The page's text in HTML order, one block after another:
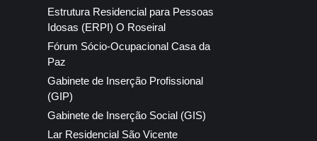
Estrutura Residencial para Pessoas
Idosas (ERPI) O Roseiral
Fórum Sócio-Ocupacional Casa da
Paz
Gabinete de Inserção Profissional
(GIP)
Gabinete de Inserção Social (GIS)
Lar Residencial São Vicente